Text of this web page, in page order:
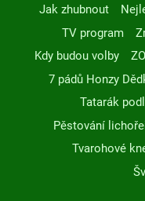
Jak zhubnout
TV program
Kdy budou volby
7 pádů Honzy
Tatarák
Pěstování
Tvarohové